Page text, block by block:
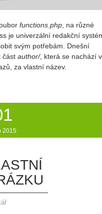
functions.php , na různé
je univerzální redakční
svým potřebám. Dnešní
část author/, která se nachází v
za vlastní název.
2015